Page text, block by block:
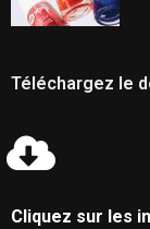
Téléchargez le
Cliquez sur les